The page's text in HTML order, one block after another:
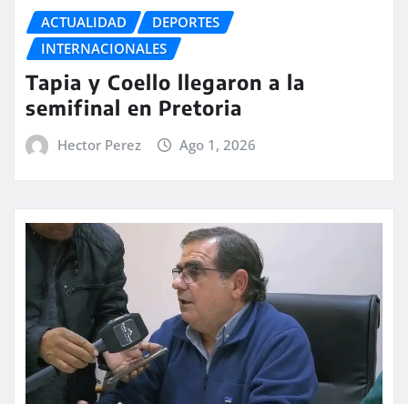
ACTUALIDAD
DEPORTES
INTERNACIONALES
Tapia y Coello llegaron a la
semifinal en Pretoria
Hector Perez Ago 1, 2026